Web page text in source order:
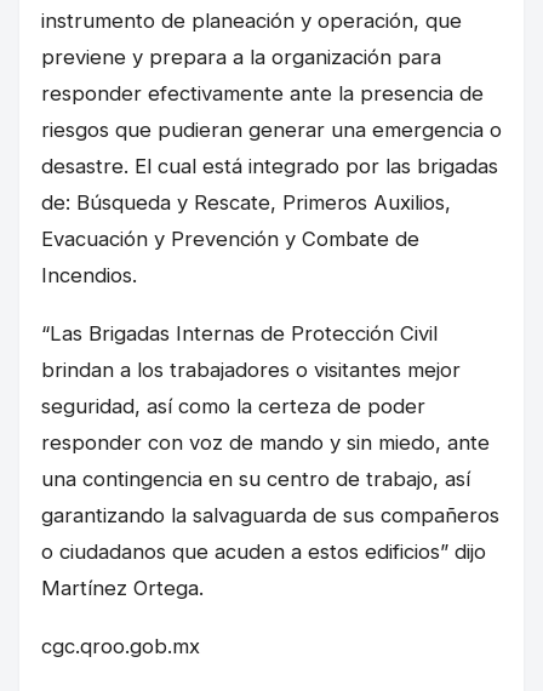
instrumento de planeación y operación, que
previene y prepara a la organización para
responder efectivamente ante la presencia de
riesgos que pudieran generar una emergencia o
desastre. El cual está integrado por las brigadas
de: Búsqueda y Rescate, Primeros Auxilios,
Evacuación y Prevención y Combate de
Incendios.
“Las Brigadas Internas de Protección Civil
brindan a los trabajadores o visitantes mejor
seguridad, así como la certeza de poder
responder con voz de mando y sin miedo, ante
una contingencia en su centro de trabajo, así
garantizando la salvaguarda de sus compañeros
o ciudadanos que acuden a estos edificios” dijo
Martínez Ortega.
cgc.qroo.gob.mx